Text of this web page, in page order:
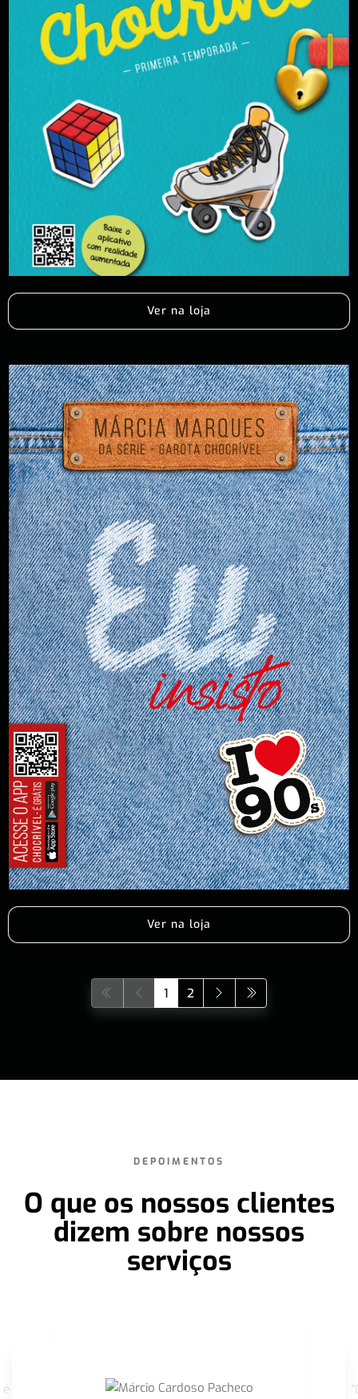
Ver na loja
Ver na loja
1 2
DEPOIMENTOS
O que os nossos clientes
dizem sobre nossos
serviços